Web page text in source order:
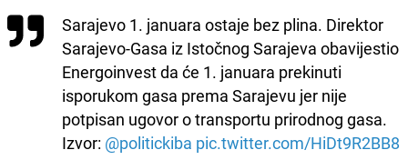
Sarajevo 1. januara ostaje bez plina. Direktor
Sarajevo-Gasa iz Istočnog Sarajeva obavijestio
Energoinvest da će 1. januara prekinuti
isporukom gasa prema Sarajevu jer nije
potpisan ugovor o transportu prirodnog gasa.
Izvor: @politickiba pic.twitter.com/HiDt9R2BB8